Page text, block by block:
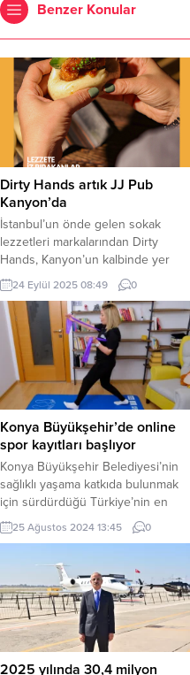
Benzer Konular
Dirty Hands artık JJ Pub
Kanyon’da
İstanbul’un önde gelen sokak
lezzetleri markalarından Dirty
Hands, Kanyon’un kalbinde yer
alan JJ Pub Kanyon’da
misafirleriyle buluştu. Bu yeni iş
birliği sayesinde ziyaretçiler, hem
öğle hem de akşam saatlerinde
Dirty Hands’in imza lezzetlerini
deneyimleme fırsatı buluyor.
İSTANBUL (İGFA) – Canlı müzik ve
eğlencenin vazgeçilmez adresi
Jolly Joker Pub Kanyon, artık...
24 Eylül 2025 08:49 0
Konya Büyükşehir’de online
spor kayıtları başlıyor
Konya Büyükşehir Belediyesi’nin
sağlıklı yaşama katkıda bulunmak
için sürdürdüğü Türkiye’nin en
kapsamlı kişiye özel online spor
eğitimlerinde yeni dönem kayıtları
Büyükşehir Belediye Başkanı Uğur
İbrahim Altay, online spor
eğitimlerinin pandemi döneminden
bu yana sürdürüldüğünü belirterek,
Türkiye’ye örnek olan uygulamayı
sürdürdüklerini söyledi. Online
25 Ağustos 2024 13:45 0
2025 yılında 30,4 milyon